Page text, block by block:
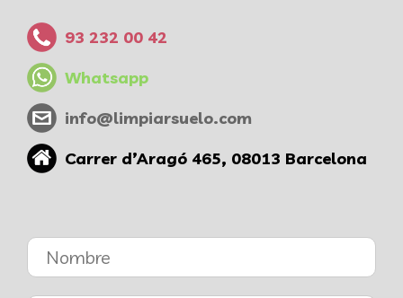
93 232 00 42
Whatsapp
info@limpiarsuelo.com
Carrer d’Aragó 465, 08013 Barcelona